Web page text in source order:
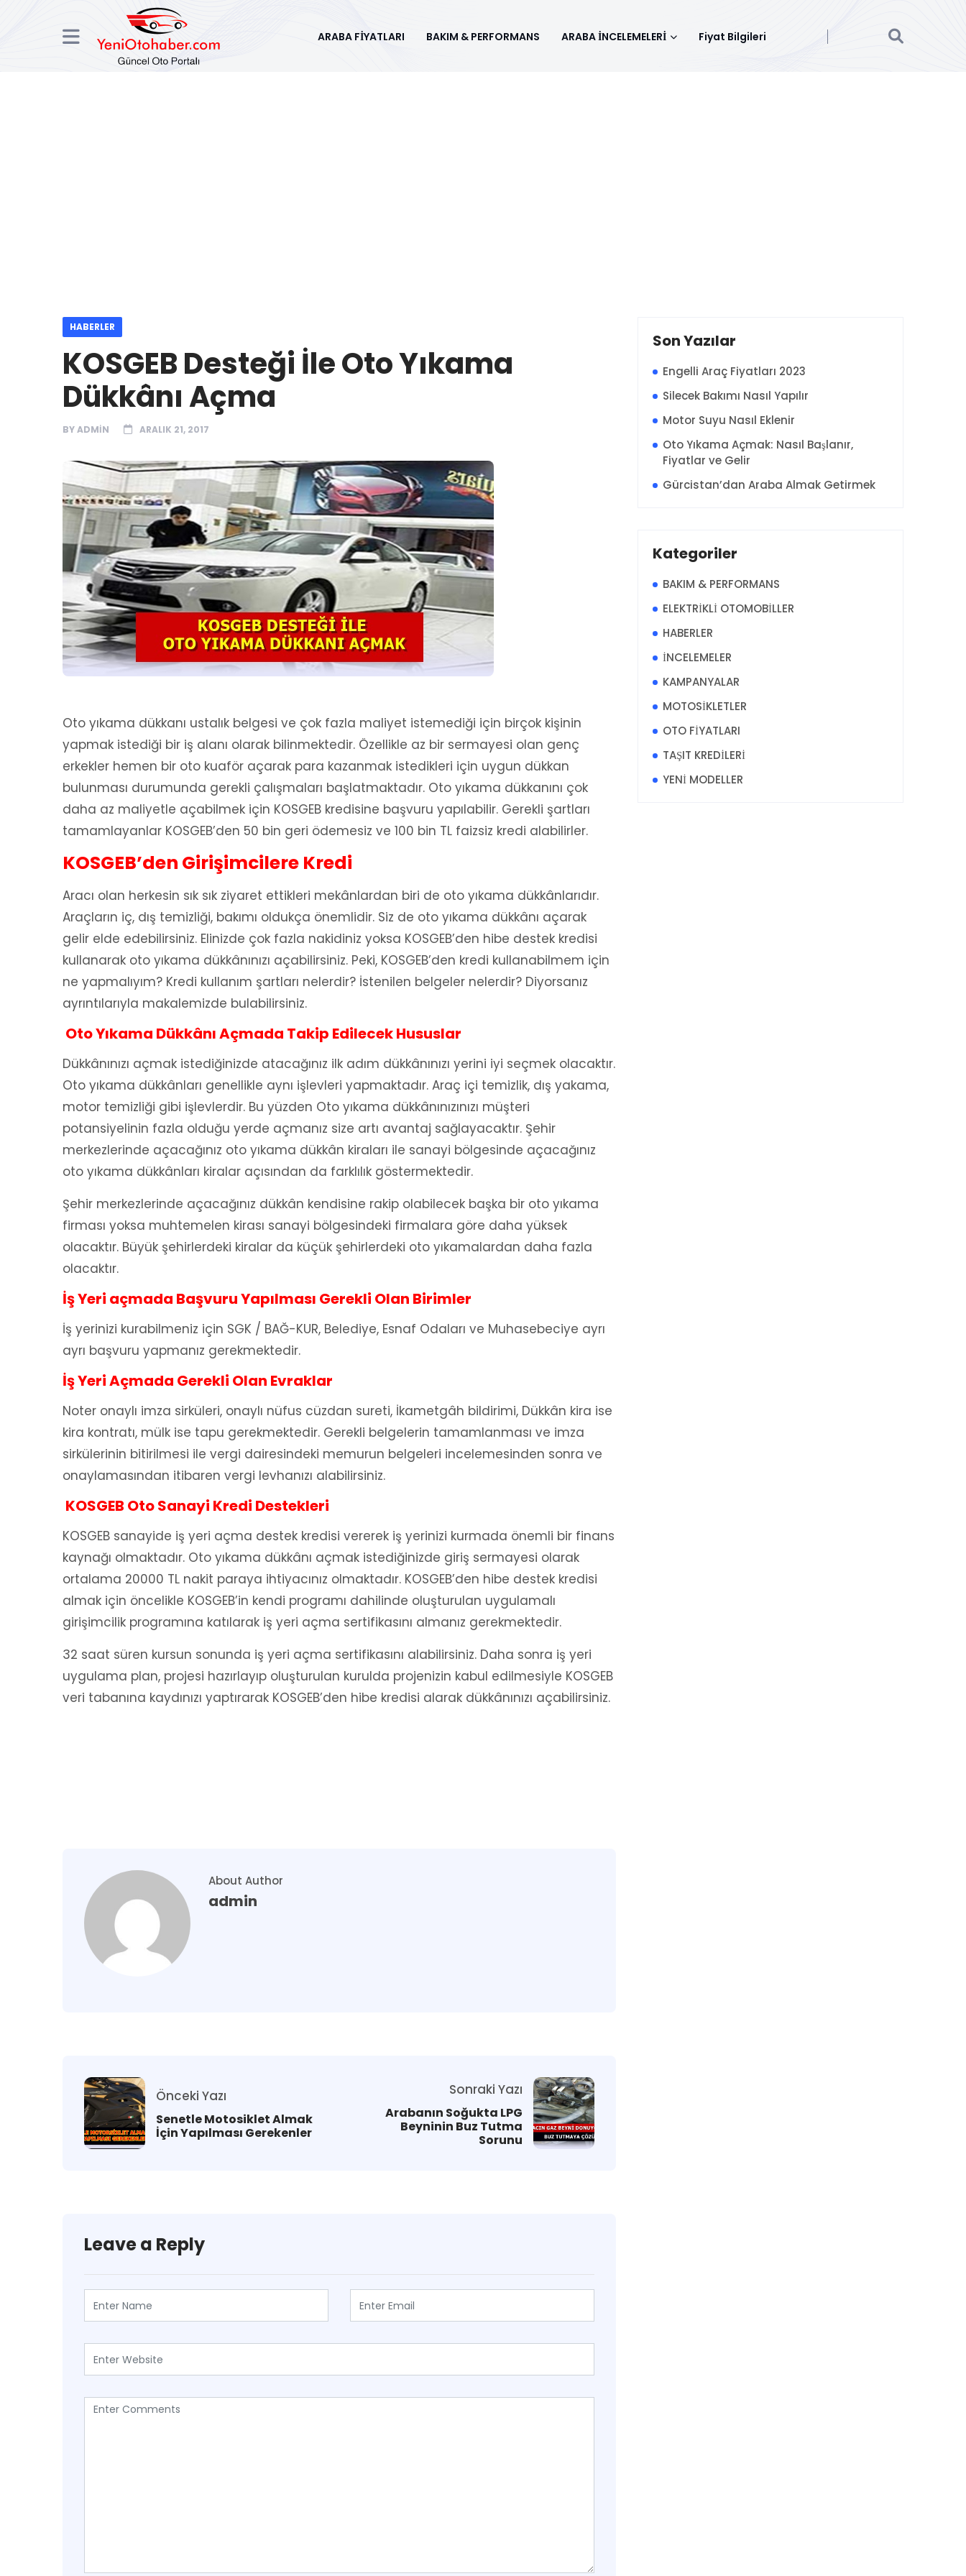
ARABA FİYATLARI BAKIM & PERFORMANS ARABA İNCELEMELERİ Fiyat Bilgileri
HABERLER
KOSGEB Desteği İle Oto Yıkama
Dükkânı Açma
BYADMIN ARALIK 21, 2017
Oto yıkama dükkanı ustalık belgesi ve çok fazla maliyet istemediği için birçok kişinin
yapmak istediği bir iş alanı olarak bilinmektedir. Özellikle az bir sermayesi olan genç
erkekler hemen bir oto kuaför açarak para kazanmak istedikleri için uygun dükkan
bulunması durumunda gerekli çalışmaları başlatmaktadır. Oto yıkama dükkanını çok
daha az maliyetle açabilmek için KOSGEB kredisine başvuru yapılabilir. Gerekli şartları
tamamlayanlar KOSGEB’den 50 bin geri ödemesiz ve 100 bin TL faizsiz kredi alabilirler.
KOSGEB’den Girişimcilere Kredi
Aracı olan herkesin sık sık ziyaret ettikleri mekânlardan biri de oto yıkama dükkânlarıdır.
Araçların iç, dış temizliği, bakımı oldukça önemlidir. Siz de oto yıkama dükkânı açarak
gelir elde edebilirsiniz. Elinizde çok fazla nakidiniz yoksa KOSGEB’den hibe destek kredisi
kullanarak oto yıkama dükkânınızı açabilirsiniz. Peki, KOSGEB’den kredi kullanabilmem için
ne yapmalıyım? Kredi kullanım şartları nelerdir? İstenilen belgeler nelerdir? Diyorsanız
ayrıntılarıyla makalemizde bulabilirsiniz.
Oto Yıkama Dükkânı Açmada Takip Edilecek Hususlar
Dükkânınızı açmak istediğinizde atacağınız ilk adım dükkânınızı yerini iyi seçmek olacaktır.
Oto yıkama dükkânları genellikle aynı işlevleri yapmaktadır. Araç içi temizlik, dış yakama,
motor temizliği gibi işlevlerdir. Bu yüzden Oto yıkama dükkânınızınızı müşteri
potansiyelinin fazla olduğu yerde açmanız size artı avantaj sağlayacaktır. Şehir
merkezlerinde açacağınız oto yıkama dükkân kiraları ile sanayi bölgesinde açacağınız
oto yıkama dükkânları kiralar açısından da farklılık göstermektedir.
Şehir merkezlerinde açacağınız dükkân kendisine rakip olabilecek başka bir oto yıkama
firması yoksa muhtemelen kirası sanayi bölgesindeki firmalara göre daha yüksek
olacaktır. Büyük şehirlerdeki kiralar da küçük şehirlerdeki oto yıkamalardan daha fazla
olacaktır.
İş Yeri açmada Başvuru Yapılması Gerekli Olan Birimler
İş yerinizi kurabilmeniz için SGK / BAĞ-KUR, Belediye, Esnaf Odaları ve Muhasebeciye ayrı
ayrı başvuru yapmanız gerekmektedir.
İş Yeri Açmada Gerekli Olan Evraklar
Noter onaylı imza sirküleri, onaylı nüfus cüzdan sureti, İkametgâh bildirimi, Dükkân kira ise
kira kontratı, mülk ise tapu gerekmektedir. Gerekli belgelerin tamamlanması ve imza
sirkülerinin bitirilmesi ile vergi dairesindeki memurun belgeleri incelemesinden sonra ve
onaylamasından itibaren vergi levhanızı alabilirsiniz.
KOSGEB Oto Sanayi Kredi Destekleri
KOSGEB sanayide iş yeri açma destek kredisi vererek iş yerinizi kurmada önemli bir finans
kaynağı olmaktadır. Oto yıkama dükkânı açmak istediğinizde giriş sermayesi olarak
ortalama 20000 TL nakit paraya ihtiyacınız olmaktadır. KOSGEB’den hibe destek kredisi
almak için öncelikle KOSGEB’in kendi programı dahilinde oluşturulan uygulamalı
girişimcilik programına katılarak iş yeri açma sertifikasını almanız gerekmektedir.
32 saat süren kursun sonunda iş yeri açma sertifikasını alabilirsiniz. Daha sonra iş yeri
uygulama plan, projesi hazırlayıp oluşturulan kurulda projenizin kabul edilmesiyle KOSGEB
veri tabanına kaydınızı yaptırarak KOSGEB’den hibe kredisi alarak dükkânınızı açabilirsiniz.
About Author
admin
Önceki Yazı
Senetle Motosiklet Almak
İçin Yapılması Gerekenler
Sonraki Yazı
Arabanın Soğukta LPG
Beyninin Buz Tutma
Sorunu
Leave a Reply
Son Yazılar
Engelli Araç Fiyatları 2023
Silecek Bakımı Nasıl Yapılır
Motor Suyu Nasıl Eklenir
Oto Yıkama Açmak: Nasıl Başlanır,
Fiyatlar ve Gelir
Gürcistan’dan Araba Almak Getirmek
Kategoriler
BAKIM & PERFORMANS
ELEKTRİKLİ OTOMOBİLLER
HABERLER
İNCELEMELER
KAMPANYALAR
MOTOSİKLETLER
OTO FİYATLARI
TAŞIT KREDİLERİ
YENİ MODELLER